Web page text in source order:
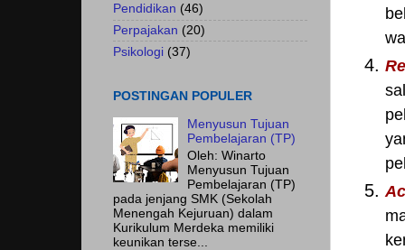
Pendidikan (46)
Perpajakan (20)
Psikologi (37)
POSTINGAN POPULER
Menyusun Tujuan
Pembelajaran (TP)
Oleh: Winarto
Menyusun Tujuan
Pembelajaran (TP)
pada jenjang SMK (Sekolah
Menengah Kejuruan) dalam
Kurikulum Merdeka memiliki
keunikan terse...